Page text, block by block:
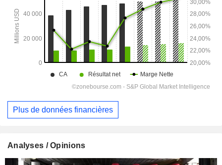
Plus de données financières
Analyses / Opinions